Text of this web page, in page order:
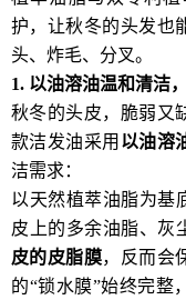
护，让秋冬的头发也
头、炸毛、分叉。
1. 以油溶油温和清洁
秋冬的头皮，脆弱又
款洁发油采用 以油溶
洁需求：
以天然植萃油脂为基
皮上的多余油脂、灰
皮的皮脂膜，反而会
的“锁水膜”始终完整